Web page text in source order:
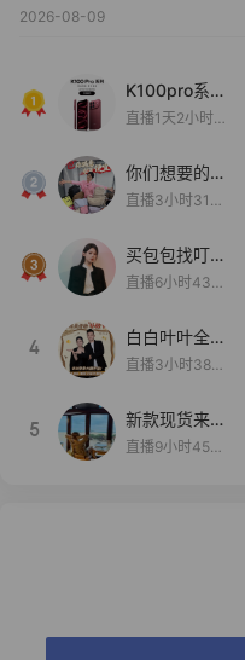
2026-08-09
K100pro系列
新品预约中~
直播1天2小时5
你们想要的
包！终于来
意！
直播3小时31分
买包包找叮
当,一折购！
直播6小时43分
4
白白叶叶全品
类好物补贴节
直播3小时38分
5
新款现货来了
～
直播9小时45分